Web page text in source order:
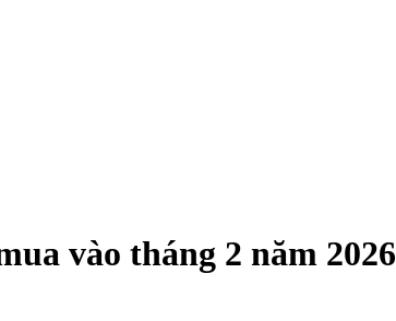
vào tháng 2 năm 2026